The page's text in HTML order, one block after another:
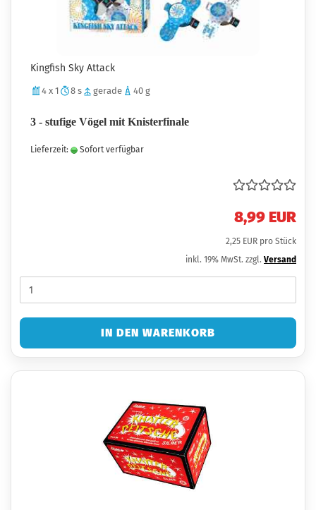
Kingfish Sky Attack
4 x 1 8 s gerade 40 g
3 - stufige Vögel mit Knisterfinale
Lieferzeit: Sofort verfügbar
8,99 EUR
2,25 EUR pro Stück
inkl. 19% MwSt. zzgl. Versand
IN DEN WARENKORB